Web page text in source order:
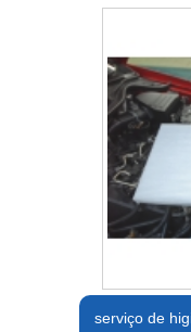
serviço de